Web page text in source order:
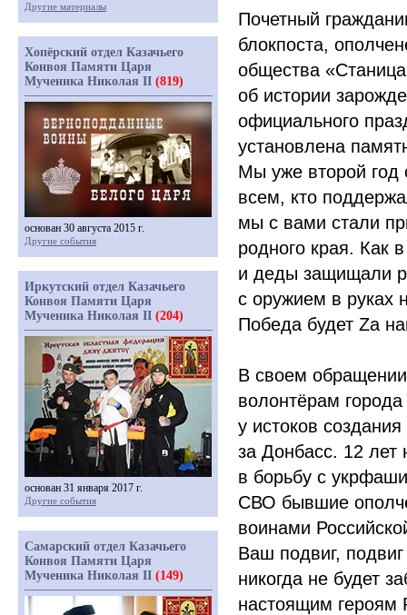
Почетный
блокпоста,
общества «Станица
об истории
официального
установлена
Мы уже второй год
всем, кто
мы с вами стали
родного края. Как
и деды защищали
с оружием в руках
Победа будет Zа
В своем
волонтёрам
у истоков
за Донбасс. 12 лет
в борьбу с
СВО бывшие
воинами
Ваш подвиг,
никогда не будет
настоящим героям
Другие материалы
Хопёрский отдел Казачьего
Конвоя Памяти Царя
Мученика Николая II (819)
основан 30 августа 2015 г.
Другие события
Иркутский отдел Казачьего
Конвоя Памяти Царя
Мученика Николая II (204)
основан 31 января 2017 г.
Другие события
Самарский отдел Казачьего
Конвоя Памяти Царя
Мученика Николая II (149)